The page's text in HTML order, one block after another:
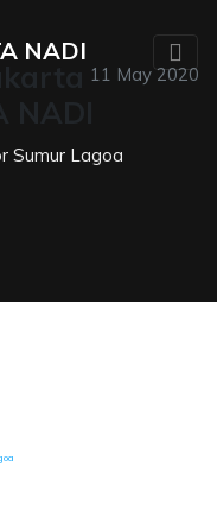
NADI
11 May 2020
Sumur Lagoa